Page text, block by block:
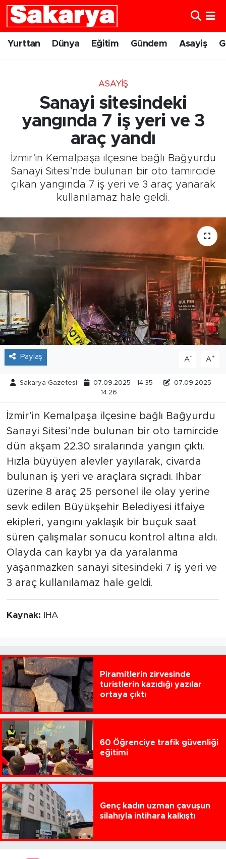
Yurttan Dünya Eğitim Gündem Asayiş
ASAYIŞ
Sanayi sitesindeki
yangında 7 iş yeri ve 3
araç yandı
İzmir’in Kemalpaşa ilçesine bağlı Bağyurdu
Sanayi Sitesi’nde bulunan bir oto tamircide
çıkan yangında 7 iş yeri ve 3 araç yanarak
kullanılamaz hale geldi.
Paylaş A- A+
Sakarya Gazetesi 07.09.2025 - 14:35
07.09.2025 -
14:26
İzmir’in Kemalpaşa ilçesine bağlı Bağyurdu
Sanayi Sitesi’nde bulunan bir oto tamircide
dün akşam 22.30 sıralarında yangın çıktı.
Hızla büyüyen alevler yayılarak, civarda
bulunan iş yeri ve araçlara sıçradı. İhbar
üzerine 8 araç 25 personel ile olay yerine
sevk edilen Büyükşehir Belediyesi itfaiye
ekipleri, yangını yaklaşık bir buçuk saat
süren çalışmalar sonucu kontrol altına aldı.
Olayda can kaybı ya da yaralanma
yaşanmazken sanayi sitesindeki 7 iş yeri ve
3 araç kullanılamaz hale geldi.
Kaynak: İHA
Piramitlerin zirvesinde
turistlerin kazıdığı yazılar
ortaya çıktı
60 Öğrenciye trafik güvenliği
eğitimi
Genç kadın uzman çavuşun
silahıyla intihara kalkıştı
Yurttan
Gündem
Eskişehirspor
Spor
Kültür Sanat
Tarihçe
Resmi İlanlar
Söyleşi
Foto Şaka
Teknoloji
Eskişehir Nöbetçi Eczaneler
Eskişehir Namaz Vakitleri
Eskişehir Trafik Yoğunluk Haritası
Süper Lig Puan Durumu ve Fikstür
Tüm Manşetler
Son Dakika Haberleri
Haber Arşivi